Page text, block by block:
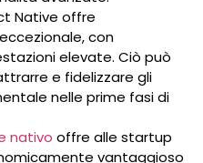
Native offre
con
elevate. Ciò può
e fidelizzare gli
nelle prime fasi di
nativo offre alle startup
vantaggioso